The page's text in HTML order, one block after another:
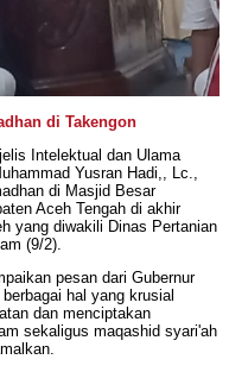
di Takengon
Intelektual dan Ulama
Yusran Hadi,, Lc.,
di Masjid Besar
Aceh Tengah di akhir
yang diwakili Dinas Pertanian
(9/2).
pesan dari Gubernur
hal yang krusial
dan menciptakan
sekaligus maqashid syari'ah